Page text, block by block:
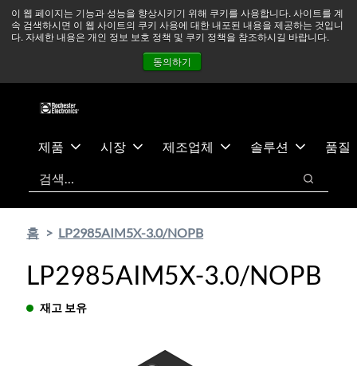
이 웹 페이지는 기능과 성능을 향상시키기 위해 쿠키를 사용합니다. 사이트를 계
속 검색하시면 이 웹 사이트의 쿠키 사용에 대한 내포된 내용을 제공하는 것입니
다. 자세한 내용은 개인 정보 보호 정책 및 쿠키 정책을 참조하시길 바랍니다.
동의하기
츠
건
중동 지역 상황을 지속적으로 주시하고 있으며, 모든 서비스는
정상적으로 운영되고 있습니다. 더 읽어보기 →
뉴스
문의하기
제품 시장 제조업체 솔루션
품질
검색
검색
홈 LP2985AIM5X-3.0/NOPB
LP2985AIM5X-3.0/NOPB
재고 보유